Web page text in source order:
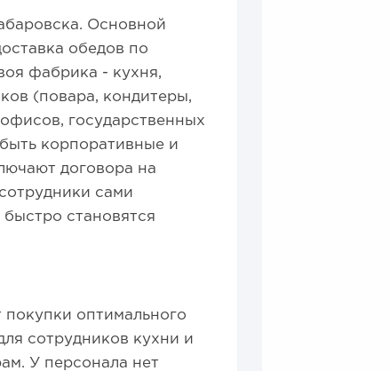
Основной
обедов по
фабрика - кухня,
(повара, кондитеры,
государственных
корпоративные и
договора на
сами
становятся
покупки оптимального
сотрудников кухни и
У персонала нет